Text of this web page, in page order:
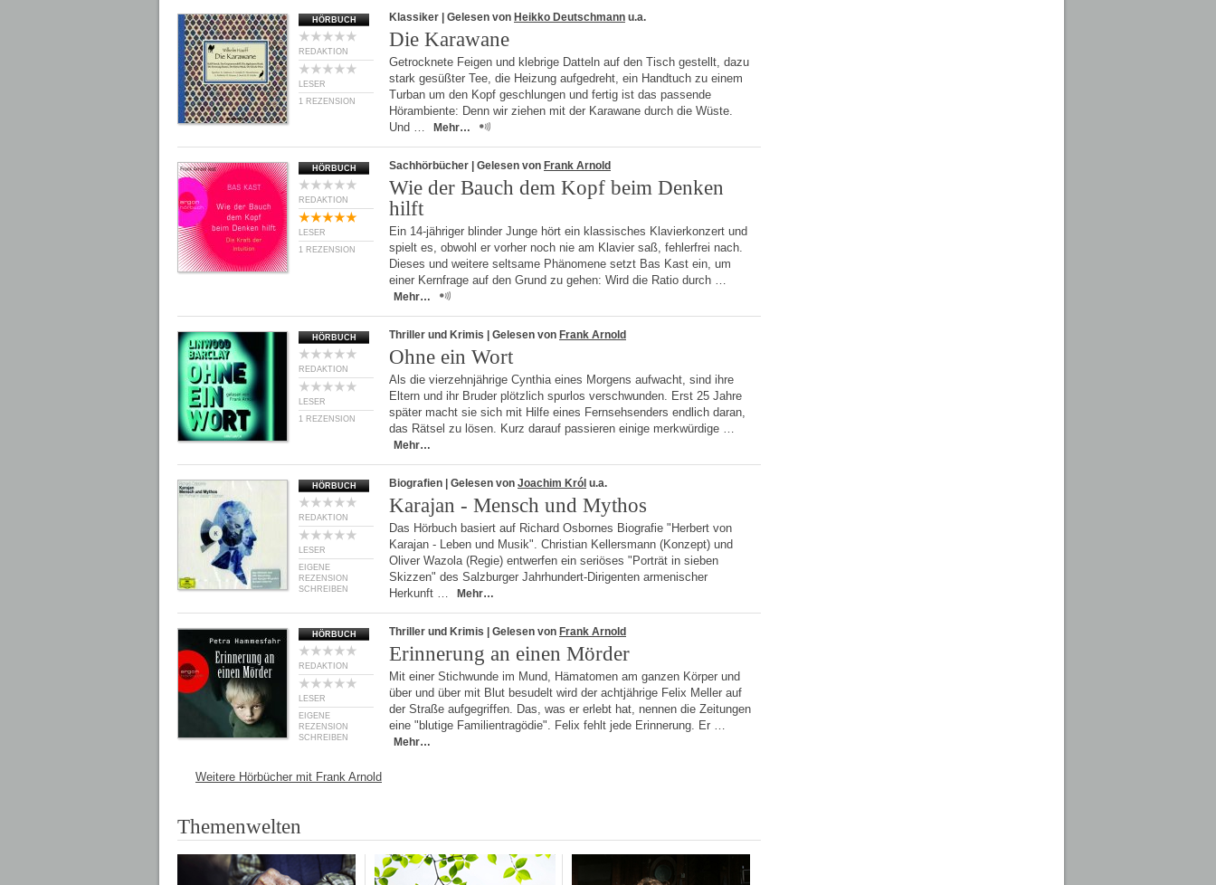
HÖRBUCH
REDAKTION
LESER
1 REZENSION
Klassiker | Gelesen von Heikko Deutschmann u.a.
Die Karawane
Getrocknete Feigen und klebrige Datteln auf den Tisch gestellt, dazu
stark gesüßter Tee, die Heizung aufgedreht, ein Handtuch zu einem
Turban um den Kopf geschlungen und fertig ist das passende
Hörambiente: Denn wir ziehen mit der Karawane durch die Wüste.
Und …
Mehr…
HÖRBUCH
REDAKTION
LESER
1 REZENSION
Sachhörbücher | Gelesen von Frank Arnold
Wie der Bauch dem Kopf beim Denken
hilft
Ein 14-jähriger blinder Junge hört ein klassisches Klavierkonzert und
spielt es, obwohl er vorher noch nie am Klavier saß, fehlerfrei nach.
Dieses und weitere seltsame Phänomene setzt Bas Kast ein, um
einer Kernfrage auf den Grund zu gehen: Wird die Ratio durch …
Mehr…
HÖRBUCH
REDAKTION
LESER
1 REZENSION
Thriller und Krimis | Gelesen von Frank Arnold
Ohne ein Wort
Als die vierzehnjährige Cynthia eines Morgens aufwacht, sind ihre
Eltern und ihr Bruder plötzlich spurlos verschwunden. Erst 25 Jahre
später macht sie sich mit Hilfe eines Fernsehsenders endlich daran,
das Rätsel zu lösen. Kurz darauf passieren einige merkwürdige …
Mehr…
HÖRBUCH
REDAKTION
LESER
EIGENE
REZENSION
SCHREIBEN
Biografien | Gelesen von Joachim Król u.a.
Karajan - Mensch und Mythos
Das Hörbuch basiert auf Richard Osbornes Biografie "Herbert von
Karajan - Leben und Musik". Christian Kellersmann (Konzept) und
Oliver Wazola (Regie) entwerfen ein seriöses "Porträt in sieben
Skizzen" des Salzburger Jahrhundert-Dirigenten armenischer
Herkunft …
Mehr…
HÖRBUCH
REDAKTION
LESER
EIGENE
REZENSION
SCHREIBEN
Thriller und Krimis | Gelesen von Frank Arnold
Erinnerung an einen Mörder
Mit einer Stichwunde im Mund, Hämatomen am ganzen Körper und
über und über mit Blut besudelt wird der achtjährige Felix Meller auf
der Straße aufgegriffen. Das, was er erlebt hat, nennen die Zeitungen
eine "blutige Familientragödie". Felix fehlt jede Erinnerung. Er …
Mehr…
Weitere Hörbücher mit Frank Arnold
Themenwelten